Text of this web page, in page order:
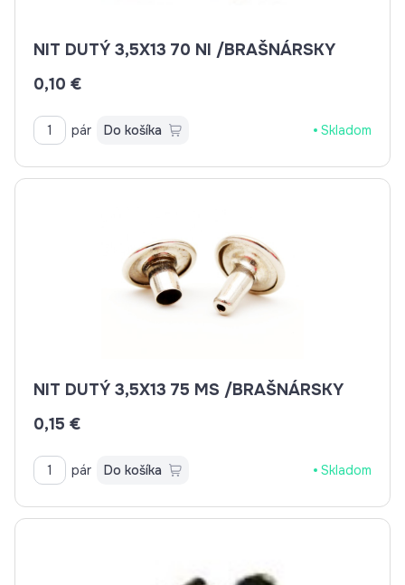
NIT DUTÝ 3,5X13 70 NI /BRAŠNÁRSKY
0,10 €
pár Do košíka Skladom
NIT DUTÝ 3,5X13 75 MS /BRAŠNÁRSKY
0,15 €
pár Do košíka Skladom